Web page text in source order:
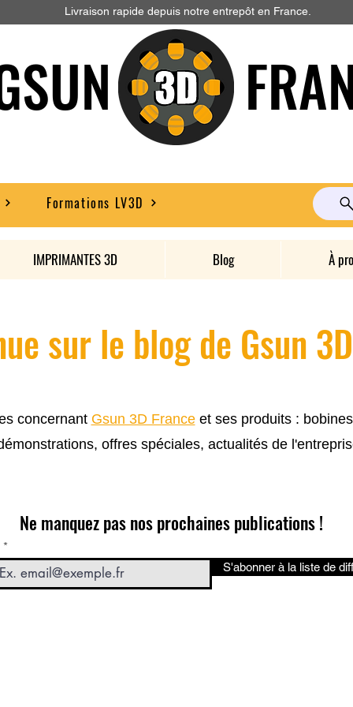
Livraison rapide depuis notre entrepôt en France.
Formations LV3D
IMPRIMANTES 3D Blog À
sur le blog de Gsun
concernant Gsun 3D Franceet ses produits :
offres spéciales, actualités de
Ne manquez pas nos prochaines publications !
S'abonner à la liste de